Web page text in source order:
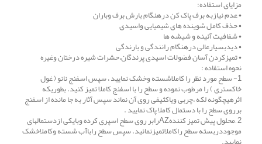
مزایای استفاده:
• عدم نیازبه برف پاک کن درهنگام بارش برف وباران
• حذف کامل شوینده های شیمیایی واسیدی
• شفافیت آئینه و شیشه ها
• دیدبسیارعالی درهنگام رانندگی و بارندگی
• تمیزکردن آسان فضولات اسیدی پرندگان،حشرات شیره درختان وغیره
نحوه استفاده :
1- سطح مورد نظر را کاملاشسته وخشک نمایید ، سپس اسفنج نانو ( غول
خاکستری ) را مرطوب نموده و سطح را با اسفنج کاملا تمیز کنید. بطوریکه
اثرهیچگونه لکه ،چربی ویاکثیفی روی آن نماند سپس آثار به جا مانده از اسفنج
برروی سطح را با دستمال کاملا پاک نمایید .
2 –محلول پیش تمیز کنندهAZرابر روی سطح اسپری کرده وبایکی ازدستمالهای
موجوددربسته سطح راکاملاتمیزنمائید. سپس سطح راباآب شسته وکاملاخشک